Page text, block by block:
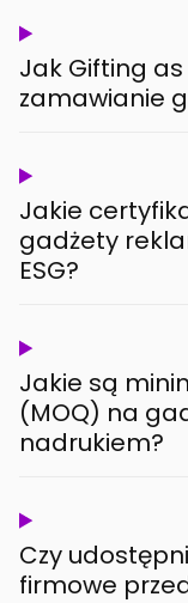
Jak Gifting
zamawianie
Jakie
gadżety
ESG?
Jakie są
(MOQ) na
nadrukiem?
Czy
firmowe